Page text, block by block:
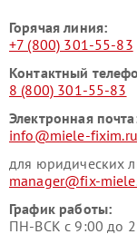
Горячая линия:
+7 (800) 301-55-83
Контактный
8 (800) 301-55-83
Электронная
info@miele-fixim.ru
для юридических
manager@fix-
График работы:
ПН-ВСК с 9:00 до